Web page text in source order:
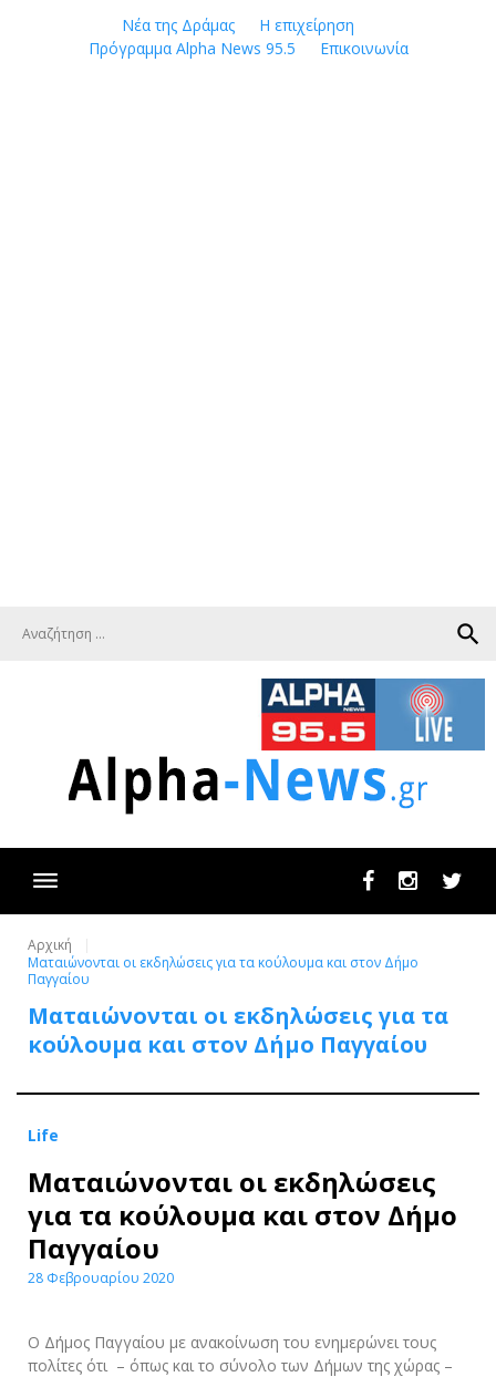
Νέα της Δράμας
Η επιχείρηση
Πρόγραμμα Alpha News 95.5
Επικοινωνία
search
FacebookInstagram
Αρχική
Ματαιώνονται οι εκδηλώσεις για τα κούλουμα και στον Δήμο
Παγγαίου
Ματαιώνονται οι εκδηλώσεις για τα
κούλουμα και στον Δήμο Παγγαίου
Life
Ματαιώνονται οι εκδηλώσεις
για τα κούλουμα και στον Δήμο
Παγγαίου
28 Φεβρουαρίου 2020
Ο Δήμος Παγγαίου με ανακοίνωση του ενημερώνει τους
πολίτες ότι – όπως και το σύνολο των Δήμων της χώρας –